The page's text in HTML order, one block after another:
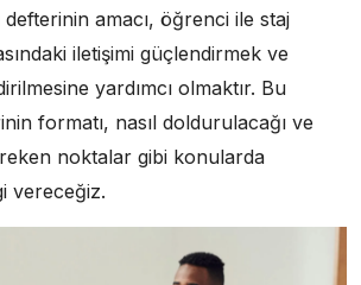
amacı, öğrenci ile staj
iletişimi güçlendirmek ve
yardımcı olmaktır. Bu
formatı, nasıl doldurulacağı ve
noktalar gibi konularda
vereceğiz.